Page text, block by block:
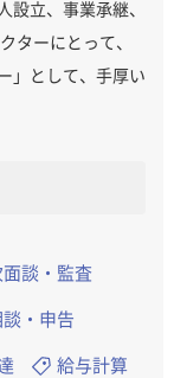
設立、事業承継、
ターにとって、
」として、手厚い
面談・監査
・申告
給与計算